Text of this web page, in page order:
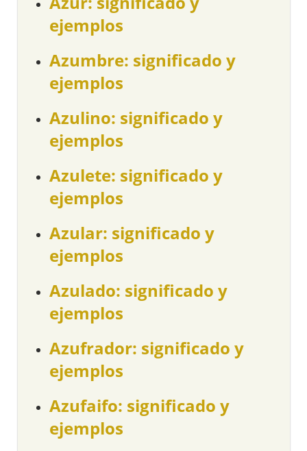
ejemplos
Azumbre: significado y
ejemplos
Azulino: significado y
ejemplos
Azulete: significado y
ejemplos
Azular: significado y
ejemplos
Azulado: significado y
ejemplos
Azufrador: significado y
ejemplos
Azufaifo: significado y
ejemplos